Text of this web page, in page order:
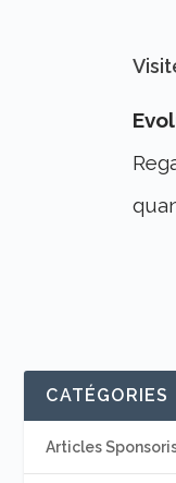
CATÉGORIES
Articles